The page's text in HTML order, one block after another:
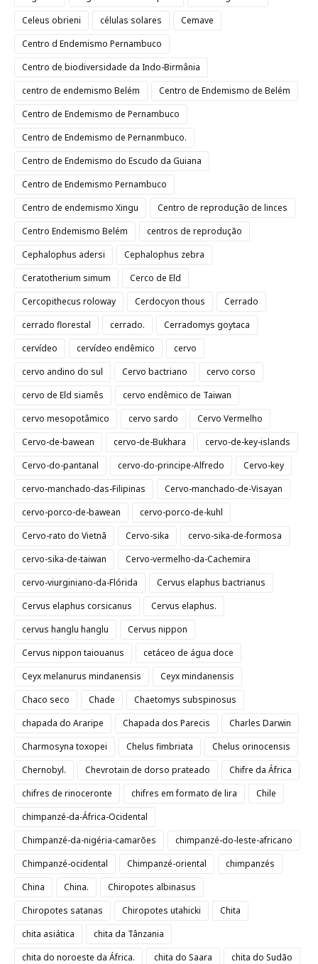
Celeus obrieni
células solares
Cemave
Centro d Endemismo Pernambuco
Centro de biodiversidade da Indo-Birmânia
centro de endemismo Belém
Centro de Endemismo de Belém
Centro de Endemismo de Pernambuco
Centro de Endemismo de Pernanmbuco.
Centro de Endemismo do Escudo da Guiana
Centro de Endemismo Pernambuco
Centro de endemismo Xingu
Centro de reprodução de linces
Centro Endemismo Belém
centros de reprodução
Cephalophus adersi
Cephalophus zebra
Ceratotherium simum
Cerco de Eld
Cercopithecus roloway
Cerdocyon thous
Cerrado
cerrado florestal
cerrado.
Cerradomys goytaca
cervídeo
cervídeo endêmico
cervo
cervo andino do sul
Cervo bactriano
cervo corso
cervo de Eld siamês
cervo endêmico de Taiwan
cervo mesopotâmico
cervo sardo
Cervo Vermelho
Cervo-de-bawean
cervo-de-Bukhara
cervo-de-key-islands
Cervo-do-pantanal
cervo-do-principe-Alfredo
Cervo-key
cervo-manchado-das-Filipinas
Cervo-manchado-de-Visayan
cervo-porco-de-bawean
cervo-porco-de-kuhl
Cervo-rato do Vietnã
Cervo-sika
cervo-sika-de-formosa
cervo-sika-de-taiwan
Cervo-vermelho-da-Cachemira
cervo-viurginiano-da-Flórida
Cervus elaphus bactrianus
Cervus elaphus corsicanus
Cervus elaphus.
cervus hanglu hanglu
Cervus nippon
Cervus nippon taiouanus
cetáceo de água doce
Ceyx melanurus mindanensis
Ceyx mindanensis
Chaco seco
Chade
Chaetomys subspinosus
chapada do Araripe
Chapada dos Parecis
Charles Darwin
Charmosyna toxopei
Chelus fimbriata
Chelus orinocensis
Chernobyl.
Chevrotain de dorso prateado
Chifre da África
chifres de rinoceronte
chifres em formato de lira
Chile
chimpanzé-da-África-Ocidental
Chimpanzé-da-nigéria-camarões
chimpanzé-do-leste-africano
Chimpanzé-ocidental
Chimpanzé-oriental
chimpanzés
China
China.
Chiropotes albinasus
Chiropotes satanas
Chiropotes utahicki
Chita
chita asiática
chita da Tânzania
chita do noroeste da África.
chita do Saara
chita do Sudão